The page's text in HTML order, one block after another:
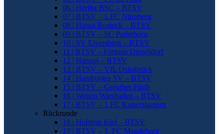
06 | Hertha BSC – BTSV
07 | BTSV – 1.FC Nürnberg
08 | Hansa Rostock – BTSV
09 | BTSV – SC Paderborn
10 | SV Elversberg – BTSV
11 | BTSV – Fortuna Düsseldorf
12 | Hannoi – BTSV
13 | BTSV – VfL Osnabrück
14 | Hamburger SV – BTSV
15 | BTSV – Greuther Fürth
16 | Wehen Wiesbaden – BTSV
17 | BTSV – 1.FC Kaiserslautern
Rückrunde
18 | Holstein Kiel – BTSV
19 | BTSV – 1. FC Magdeburg